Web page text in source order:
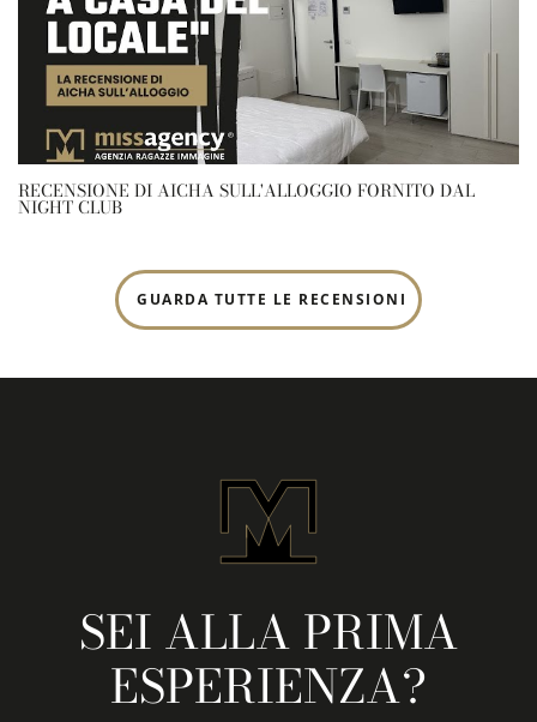
RECENSIONE DI AICHA SULL'ALLOGGIO FORNITO DAL
NIGHT CLUB
GUARDA TUTTE LE RECENSIONI
SEI ALLA PRIMA
ESPERIENZA?